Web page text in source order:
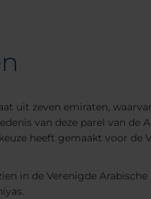
uit zeven emiraten,
van deze parel van de
heeft gemaakt voor de
in de Verenigde